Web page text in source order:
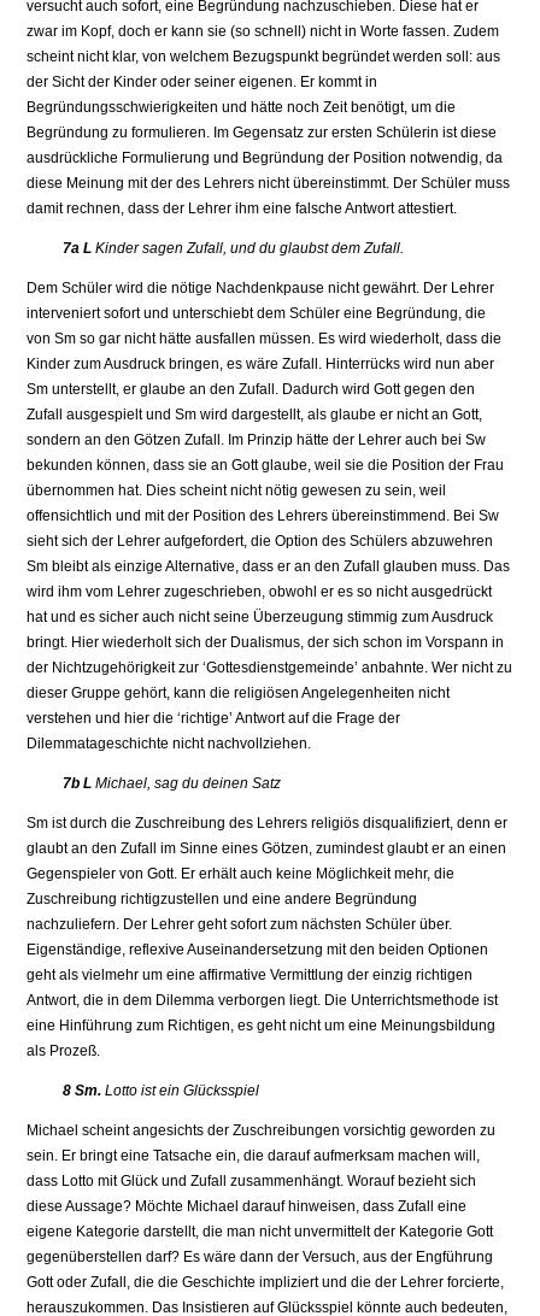
versucht auch sofort, eine Begründung nachzuschieben. Diese hat er
zwar im Kopf, doch er kann sie (so schnell) nicht in Worte fassen. Zudem
scheint nicht klar, von welchem Bezugspunkt begründet werden soll: aus
der Sicht der Kinder oder seiner eigenen. Er kommt in
Begründungsschwierigkeiten und hätte noch Zeit benötigt, um die
Begründung zu formulieren. Im Gegensatz zur ersten Schülerin ist diese
ausdrückliche Formulierung und Begründung der Position notwendig, da
diese Meinung mit der des Lehrers nicht übereinstimmt. Der Schüler muss
damit rechnen, dass der Lehrer ihm eine falsche Antwort attestiert.
7a L Kinder sagen Zufall, und du glaubst dem Zufall.
Dem Schüler wird die nötige Nachdenkpause nicht gewährt. Der Lehrer
interveniert sofort und unterschiebt dem Schüler eine Begründung, die
von Sm so gar nicht hätte ausfallen müssen. Es wird wiederholt, dass die
Kinder zum Ausdruck bringen, es wäre Zufall. Hinterrücks wird nun aber
Sm unterstellt, er glaube an den Zufall. Dadurch wird Gott gegen den
Zufall ausgespielt und Sm wird dargestellt, als glaube er nicht an Gott,
sondern an den Götzen Zufall. Im Prinzip hätte der Lehrer auch bei Sw
bekunden können, dass sie an Gott glaube, weil sie die Position der Frau
übernommen hat. Dies scheint nicht nötig gewesen zu sein, weil
offensichtlich und mit der Position des Lehrers übereinstimmend. Bei Sw
sieht sich der Lehrer aufgefordert, die Option des Schülers abzuwehren
Sm bleibt als einzige Alternative, dass er an den Zufall glauben muss. Das
wird ihm vom Lehrer zugeschrieben, obwohl er es so nicht ausgedrückt
hat und es sicher auch nicht seine Überzeugung stimmig zum Ausdruck
bringt. Hier wiederholt sich der Dualismus, der sich schon im Vorspann in
der Nichtzugehörigkeit zur ‘Gottesdienstgemeinde’ anbahnte. Wer nicht zu
dieser Gruppe gehört, kann die religiösen Angelegenheiten nicht
verstehen und hier die ‘richtige’ Antwort auf die Frage der
Dilemmatageschichte nicht nachvollziehen.
7b L Michael, sag du deinen Satz
Sm ist durch die Zuschreibung des Lehrers religiös disqualifiziert, denn er
glaubt an den Zufall im Sinne eines Götzen, zumindest glaubt er an einen
Gegenspieler von Gott. Er erhält auch keine Möglichkeit mehr, die
Zuschreibung richtigzustellen und eine andere Begründung
nachzuliefern. Der Lehrer geht sofort zum nächsten Schüler über.
Eigenständige, reflexive Auseinandersetzung mit den beiden Optionen
geht als vielmehr um eine affirmative Vermittlung der einzig richtigen
Antwort, die in dem Dilemma verborgen liegt. Die Unterrichtsmethode ist
eine Hinführung zum Richtigen, es geht nicht um eine Meinungsbildung
als Prozeß.
8 Sm. Lotto ist ein Glücksspiel
Michael scheint angesichts der Zuschreibungen vorsichtig geworden zu
sein. Er bringt eine Tatsache ein, die darauf aufmerksam machen will,
dass Lotto mit Glück und Zufall zusammenhängt. Worauf bezieht sich
diese Aussage? Möchte Michael darauf hinweisen, dass Zufall eine
eigene Kategorie darstellt, die man nicht unvermittelt der Kategorie Gott
gegenüberstellen darf? Es wäre dann der Versuch, aus der Engführung
Gott oder Zufall, die die Geschichte impliziert und die der Lehrer forcierte,
herauszukommen. Das Insistieren auf Glücksspiel könnte auch bedeuten,